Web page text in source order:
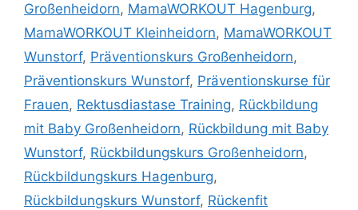
Großenheidorn, MamaWORKOUT Hagenburg,
MamaWORKOUT Kleinheidorn, MamaWORKOUT
Wunstorf, Präventionskurs Großenheidorn,
Präventionskurs Wunstorf, Präventionskurse für
Frauen, Rektusdiastase Training, Rückbildung
mit Baby Großenheidorn, Rückbildung mit Baby
Wunstorf, Rückbildungskurs Großenheidorn,
Rückbildungskurs Hagenburg,
Rückbildungskurs Wunstorf, Rückenfit